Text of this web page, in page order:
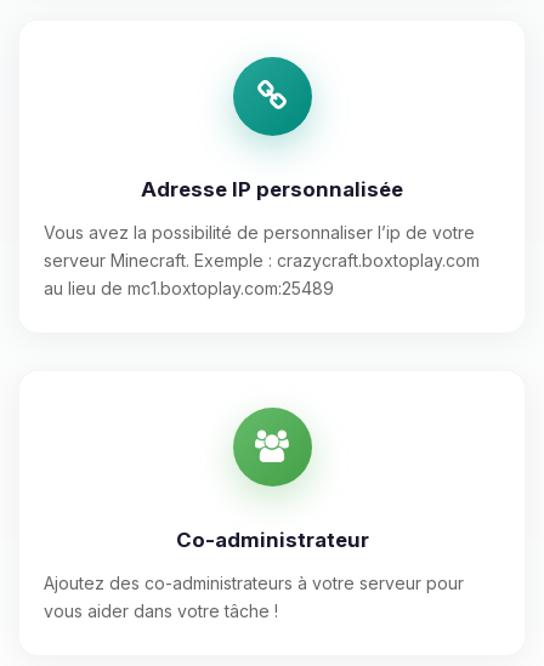
Adresse IP personnalisée
Vous avez la possibilité de personnaliser l’ip de votre
serveur Minecraft. Exemple : crazycraft.boxtoplay.com
au lieu de mc1.boxtoplay.com:25489
Co-administrateur
Ajoutez des co-administrateurs à votre serveur pour
vous aider dans votre tâche !